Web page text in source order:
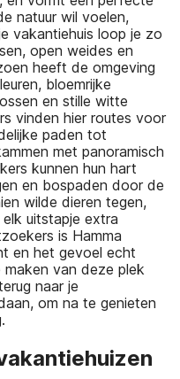
natuur wil voelen,
vakantiehuis loop je zo
open weides en
heeft de omgeving
bloemrijke
en stille witte
vinden hier routes voor
paden tot
met panoramisch
kunnen hun hart
en bospaden door de
wilde dieren tegen,
uitstapje extra
is Hamma
en het gevoel echt
van deze plek
naar je
om na te genieten